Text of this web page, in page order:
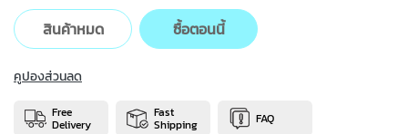
สินค้าหมด ซื้อตอนนี้
คูปองส่วนลด
Free
Delivery
Fast
Shipping FAQ